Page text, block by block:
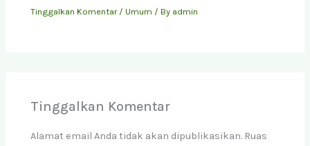
Tinggalkan Komentar /Umum / By admin
Tinggalkan Komentar
Alamat email Anda tidak akan dipublikasikan. Ruas